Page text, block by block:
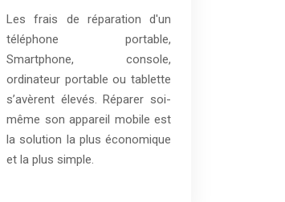
Les frais de réparation d'un
téléphone portable,
Smartphone, console,
ordinateur portable ou tablette
s’avèrent élevés. Réparer soi-
même son appareil mobile est
la solution la plus économique
et la plus simple.